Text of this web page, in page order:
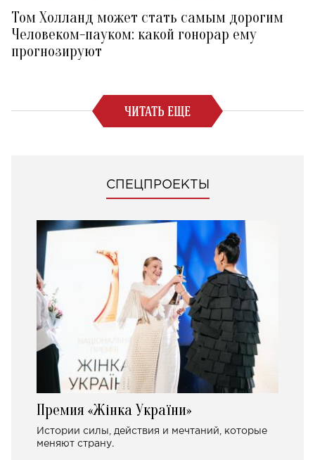
Том Холланд может стать самым дорогим
Человеком-пауком: какой гонорар ему
прогнозируют
ЧИТАТЬ ЕЩЕ
СПЕЦПРОЕКТЫ
Премия «Жінка України»
Истории силы, действия и мечтаний, которые
меняют страну.